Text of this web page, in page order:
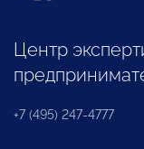
Центр
+7 (495) 247-4777